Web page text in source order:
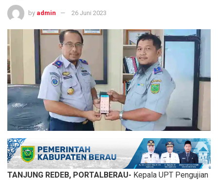
by admin 26 Juni 2023
TANJUNG REDEB, PORTALBERAU- Kepala UPT Pengujian